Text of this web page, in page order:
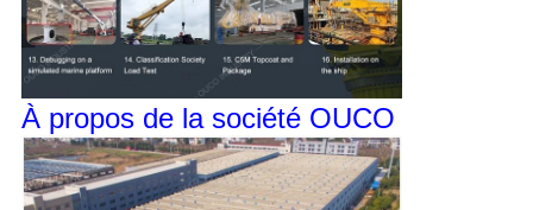
À propos de la société OUCO